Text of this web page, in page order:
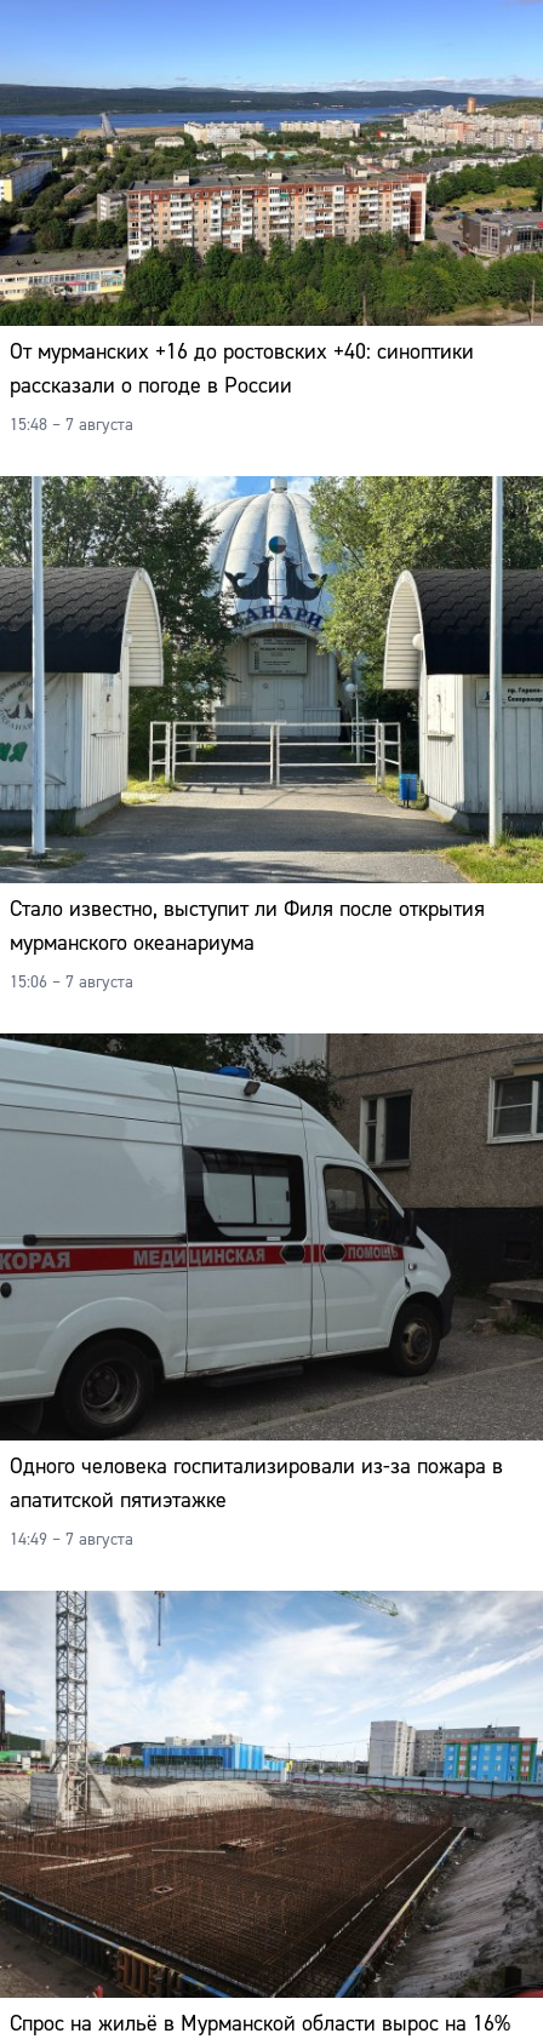
От мурманских +16 до ростовских +40: синоптики
рассказали о погоде в России
15:48 – 7 августа
Стало известно, выступит ли Филя после открытия
мурманского океанариума
15:06 – 7 августа
Одного человека госпитализировали из-за пожара в
апатитской пятиэтажке
14:49 – 7 августа
Спрос на жильё в Мурманской области вырос на 16%